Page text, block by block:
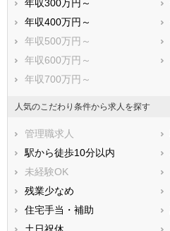
八尾市
富田林市
河内長野市
大東市
箕面市
羽曳野市
摂津市
藤井寺市
交野市
阪南市
豊能郡豊能町
年収300万円～
年収400万円～
年収500万円～
年収600万円～
年収700万円～
人気のこだわり条件から求人を探す
管理職求人
駅から徒歩10分以内
未経験OK
残業少なめ
住宅手当・補助